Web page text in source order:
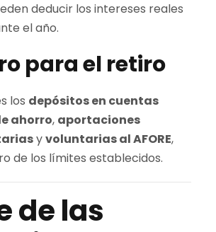
deducir los intereses reales
el año.
para el retiro
los depósitos en cuentas
ahorro, aportaciones
yvoluntarias al AFORE,
de los límites establecidos.
de las